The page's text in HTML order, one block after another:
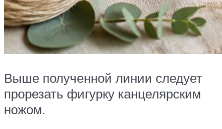
Выше полученной линии следует
прорезать фигурку канцелярским
ножом.